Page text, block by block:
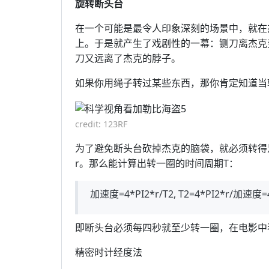
旋转断头台
在一个可能是最令人印象深刻的场景中，就
上。于是就产生了戏剧性的一幕：铡刀离杰
刀又远离了杰克的脖子。
如果你用绳子转过某些东西，那你肯定知道
credit: 123RF
为了避免断头台砍掉杰克的脑袋，就必须转
r。那么能计算出转一圈的时间周期T：
加速度=4*PI2*r/T2, T2=4*PI2*r/加速度
即断头台必须每四秒就至少转一圈，在电影
精密时计经度法